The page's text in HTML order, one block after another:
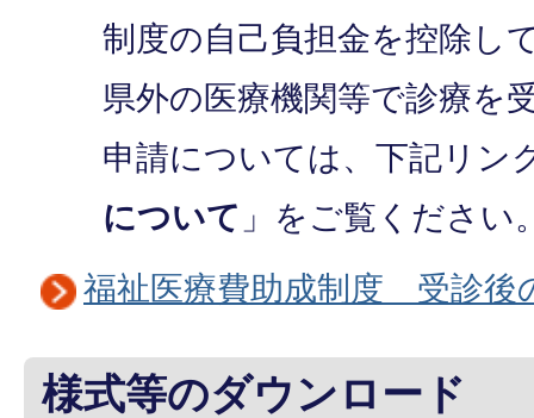
制度の自己負担金を控除し
県外の医療機関等で診療を
申請については、下記リン
について 」をご覧ください
福祉医療費助成制度 受診後
様式等のダウンロード